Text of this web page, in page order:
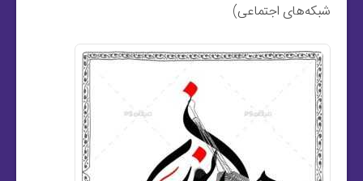
شبکه‌های اجتماعی)